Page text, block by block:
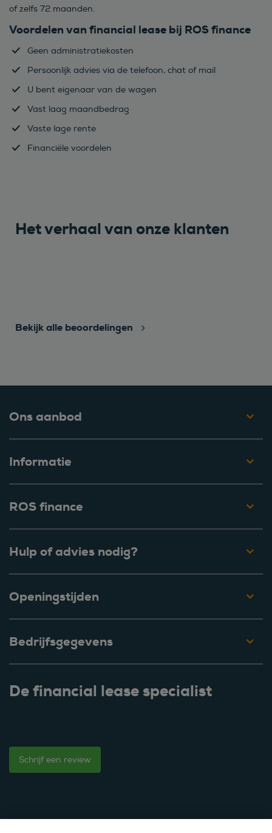
of zelfs 72 maanden.
Voordelen van financial lease bij ROS finance
Geen administratiekosten
Persoonlijk advies via de telefoon, chat of mail
U bent eigenaar van de wagen
Vast laag maandbedrag
Vaste lage rente
Financiële voordelen
Het verhaal van onze klanten
Bekijk alle beoordelingen
Ons aanbod
Informatie
ROS finance
Hulp of advies nodig?
Openingstijden
Bedrijfsgegevens
De financial lease specialist
Schrijf een review